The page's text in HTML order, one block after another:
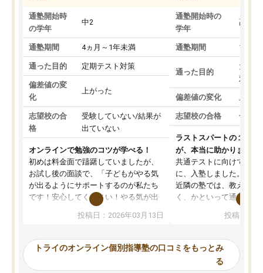
通塾開始時
の学年
中2
通塾期間 4ヵ月～1年未満
通った目的 定期テスト対策
偏差値の変
化
上がった
志望校の合
格
受験していない/結果が
出ていない
オンラインで勉強のコツが学べる！
初めは料金面で躊躇していましたが、
お試し後の面談で、「子どもがやる気
が出るようにサポートするのが私たち
です！安心してください！やる気が出
ないのは私たち講師の責任です」と言
ってくださり、確かに！と考えて、思
ったんですが、学生の先生から学ぶこ
み、徐々に成績が上がったらいいなと
投稿日：2026年03月13日
通塾開始時の
学年
高3
通塾期間 1～3
通った目的
大学
対策
偏差値の変化 上が
志望校の合格 合格
ラストスパートの１か月
が、本当に助かりました
共通テストに向けての追
に、入塾しました。田舎
近隣の塾では、教えても
く、かといって通うには
可能なので本当に助か
らないところをピンポイ
頂いて、とてもわかり
していました。一生を
投稿日：
トライのオンライン個別指導塾の口コミをもっとみ
る